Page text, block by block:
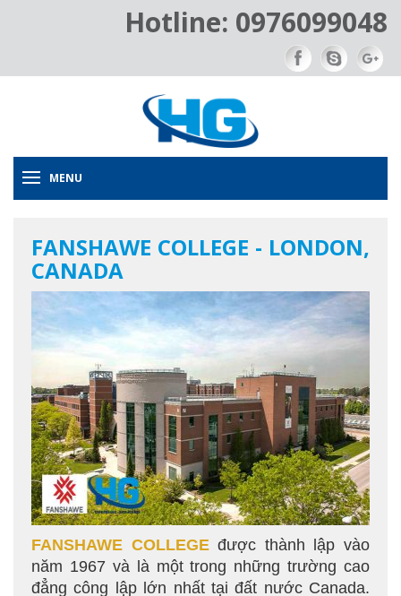
Hotline: 0976099048
MENU
FANSHAWE COLLEGE - LONDON,
CANADA
FANSHAWE COLLEGEđược thành lập vào
năm 1967 và là một trong những trường cao
đẳng công lập lớn nhất tại đất nước Canada.